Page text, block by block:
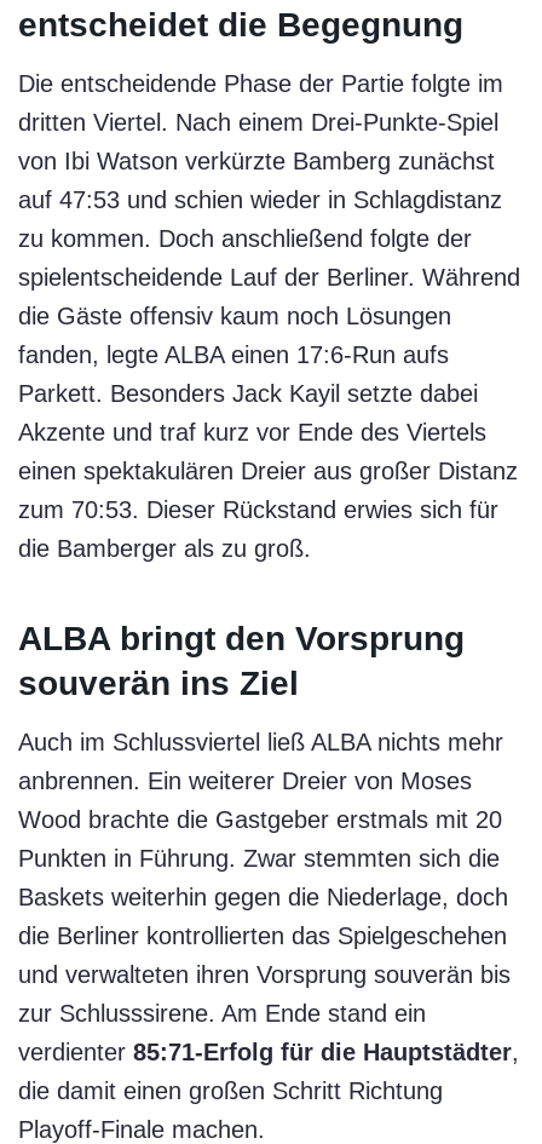
entscheidet die Begegnung
Die entscheidende Phase der Partie folgte im
dritten Viertel. Nach einem Drei-Punkte-Spiel
von Ibi Watson verkürzte Bamberg zunächst
auf 47:53 und schien wieder in Schlagdistanz
zu kommen. Doch anschließend folgte der
spielentscheidende Lauf der Berliner. Während
die Gäste offensiv kaum noch Lösungen
fanden, legte ALBA einen 17:6-Run aufs
Parkett. Besonders Jack Kayil setzte dabei
Akzente und traf kurz vor Ende des Viertels
einen spektakulären Dreier aus großer Distanz
zum 70:53. Dieser Rückstand erwies sich für
die Bamberger als zu groß.
ALBA bringt den Vorsprung
souverän ins Ziel
Auch im Schlussviertel ließ ALBA nichts mehr
anbrennen. Ein weiterer Dreier von Moses
Wood brachte die Gastgeber erstmals mit 20
Punkten in Führung. Zwar stemmten sich die
Baskets weiterhin gegen die Niederlage, doch
die Berliner kontrollierten das Spielgeschehen
und verwalteten ihren Vorsprung souverän bis
zur Schlusssirene. Am Ende stand ein
verdienter 85:71-Erfolg für die Hauptstädter,
die damit einen großen Schritt Richtung
Playoff-Finale machen.